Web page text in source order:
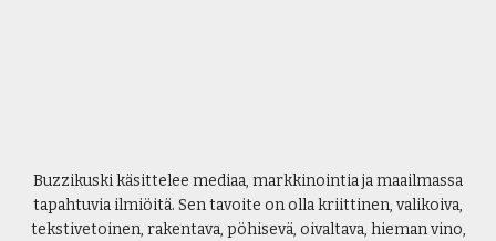
Buzzikuski käsittelee mediaa, markkinointia ja maailmassa
tapahtuvia ilmiöitä. Sen tavoite on olla kriittinen, valikoiva,
tekstivetoinen, rakentava, pöhisevä, oivaltava, hieman vino,